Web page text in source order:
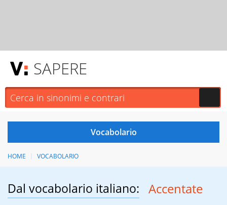
SAPERE
HOME VOCABOLARIO
Dal vocabolario italiano: Accentate